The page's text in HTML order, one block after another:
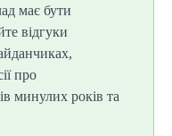
має бути
відгуки
про
минулих років та